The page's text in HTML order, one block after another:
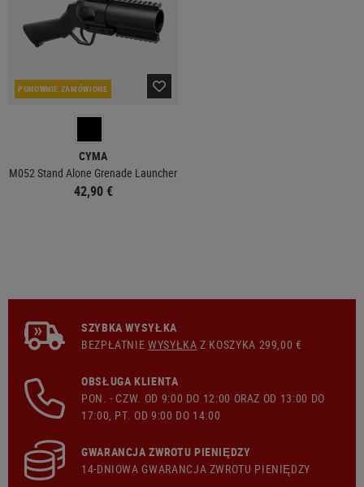
PONOWNIE ZAMÓWIONE
CYMA
M052 Stand Alone Grenade Launcher
42,90 €
SZYBKA WYSYŁKA
BEZPŁATNIEWYSYŁKA Z KOSZYKA 299,00 €
OBSŁUGA KLIENTA
PON. - CZW. OD 9:00 DO 12:00 ORAZ OD 13:00 DO
17:00, PT. OD 9:00 DO 14:00
GWARANCJA ZWROTU PIENIĘDZY
14-DNIOWA GWARANCJA ZWROTU PIENIĘDZY